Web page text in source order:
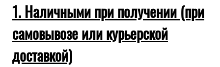
1. Наличными при получении (при
самовывозе или курьерской
доставкой)